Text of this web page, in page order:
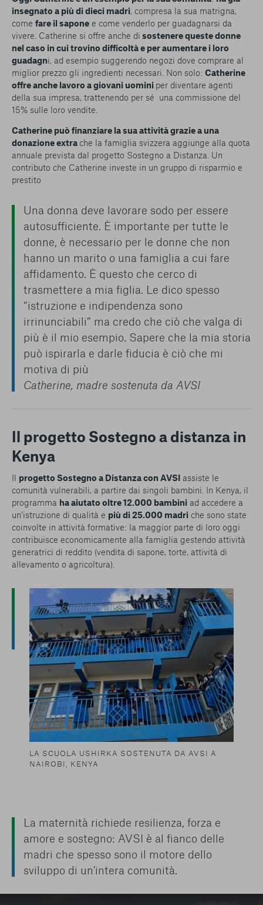
insegnato a più di dieci madri, compresa la sua matrigna,
come fare il sapone e come venderlo per guadagnarsi da
vivere. Catherine si offre anche di sostenere queste donne
nel caso in cui trovino difficoltà e per aumentare i loro
guadagni, ad esempio suggerendo negozi dove comprare al
miglior prezzo gli ingredienti necessari. Non solo: Catherine
offre anche lavoro a giovani uomini per diventare agenti
della sua impresa, trattenendo per sé una commissione del
15% sulle loro vendite.
Catherine può finanziare la sua attività grazie a una
donazione extrache la famiglia svizzera aggiunge alla quota
annuale prevista dal progetto Sostegno a Distanza. Un
contributo che Catherine investe in un gruppo di risparmio e
prestito
Una donna deve lavorare sodo per essere
autosufficiente. È importante per tutte le
donne, è necessario per le donne che non
hanno un marito o una famiglia a cui fare
affidamento. È questo che cerco di
trasmettere a mia figlia. Le dico spesso
“istruzione e indipendenza sono
irrinunciabili” ma credo che ciò che valga di
più è il mio esempio. Sapere che la mia storia
può ispirarla e darle fiducia è ciò che mi
motiva di più
Catherine, madre sostenuta da AVSI
Il progetto Sostegno a distanza in
Kenya
Il progetto Sostegno a Distanza con AVSI assiste le
comunità vulnerabili, a partire dai singoli bambini. In Kenya, il
programma ha aiutato oltre 12.000 bambini ad accedere a
un’istruzione di qualità e più di 25.000 madri che sono state
coinvolte in attività formative: la maggior parte di loro oggi
contribuisce economicamente alla famiglia gestendo attività
generatrici di reddito (vendita di sapone, torte, attività di
allevamento o agricoltura).
LA SCUOLA USHIRKA SOSTENUTA DA AVSI A
NAIROBI, KENYA
La maternità richiede resilienza, forza e
amore e sostegno: AVSI è al fianco delle
madri che spesso sono il motore dello
sviluppo di un'intera comunità.